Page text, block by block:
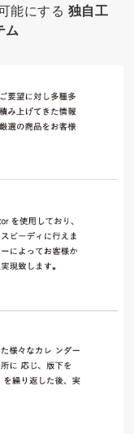
能にする 独自工
ム